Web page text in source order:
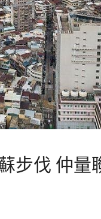
步伐 仲量